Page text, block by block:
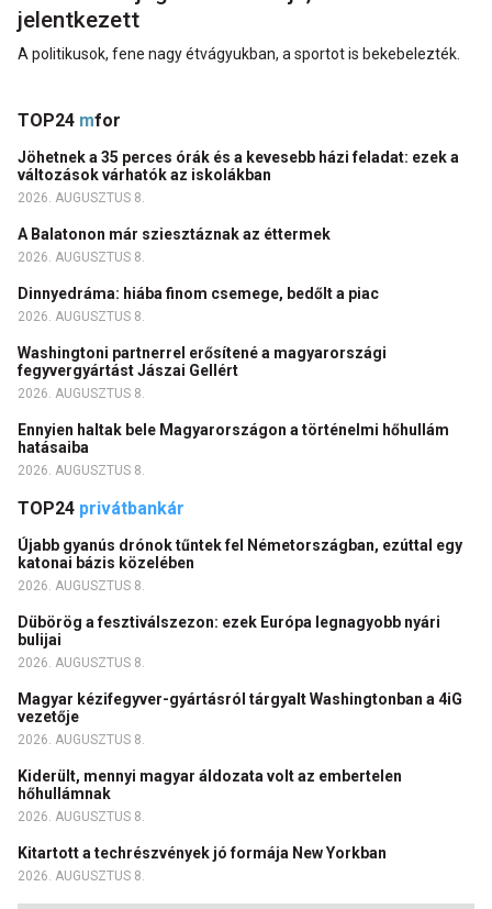
jelentkezett
A politikusok, fene nagy étvágyukban, a sportot is bekebelezték.
TOP24 mfor
Jöhetnek a 35 perces órák és a kevesebb házi feladat: ezek a
változások várhatók az iskolákban
2026. AUGUSZTUS 8.
A Balatonon már sziesztáznak az éttermek
2026. AUGUSZTUS 8.
Dinnyedráma: hiába finom csemege, bedőlt a piac
2026. AUGUSZTUS 8.
Washingtoni partnerrel erősítené a magyarországi
fegyvergyártást Jászai Gellért
2026. AUGUSZTUS 8.
Ennyien haltak bele Magyarországon a történelmi hőhullám
hatásaiba
2026. AUGUSZTUS 8.
TOP24 privátbankár
Újabb gyanús drónok tűntek fel Németországban, ezúttal egy
katonai bázis közelében
2026. AUGUSZTUS 8.
Dübörög a fesztiválszezon: ezek Európa legnagyobb nyári
bulijai
2026. AUGUSZTUS 8.
Magyar kézifegyver-gyártásról tárgyalt Washingtonban a 4iG
vezetője
2026. AUGUSZTUS 8.
Kiderült, mennyi magyar áldozata volt az embertelen
hőhullámnak
2026. AUGUSZTUS 8.
Kitartott a techrészvények jó formája New Yorkban
2026. AUGUSZTUS 8.